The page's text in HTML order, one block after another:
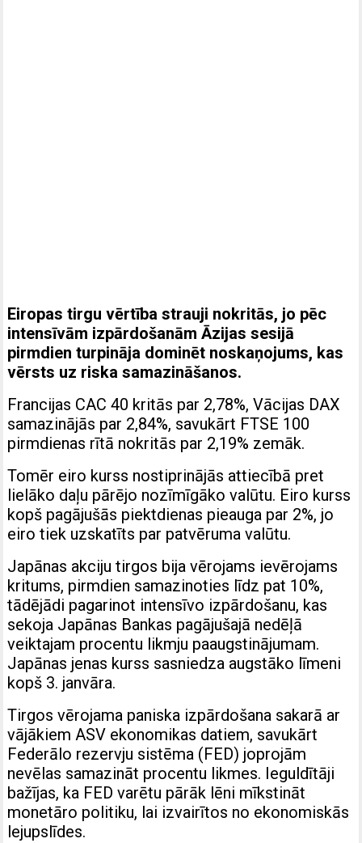
Eiropas tirgu vērtība strauji nokritās, jo pēc
intensīvām izpārdošanām Āzijas sesijā
pirmdien turpināja dominēt noskaņojums, kas
vērsts uz riska samazināšanos.
Francijas CAC 40 kritās par 2,78%, Vācijas DAX
samazinājās par 2,84%, savukārt FTSE 100
pirmdienas rītā nokritās par 2,19% zemāk.
Tomēr eiro kurss nostiprinājās attiecībā pret
lielāko daļu pārējo nozīmīgāko valūtu. Eiro kurss
kopš pagājušās piektdienas pieauga par 2%, jo
eiro tiek uzskatīts par patvēruma valūtu.
Japānas akciju tirgos bija vērojams ievērojams
kritums, pirmdien samazinoties līdz pat 10%,
tādējādi pagarinot intensīvo izpārdošanu, kas
sekoja Japānas Bankas pagājušajā nedēļā
veiktajam procentu likmju paaugstinājumam.
Japānas jenas kurss sasniedza augstāko līmeni
kopš 3. janvāra.
Tirgos vērojama paniska izpārdošana sakarā ar
vājākiem ASV ekonomikas datiem, savukārt
Federālo rezervju sistēma (FED) joprojām
nevēlas samazināt procentu likmes. Ieguldītāji
bažījas, ka FED varētu pārāk lēni mīkstināt
monetāro politiku, lai izvairītos no ekonomiskās
lejupslīdes.